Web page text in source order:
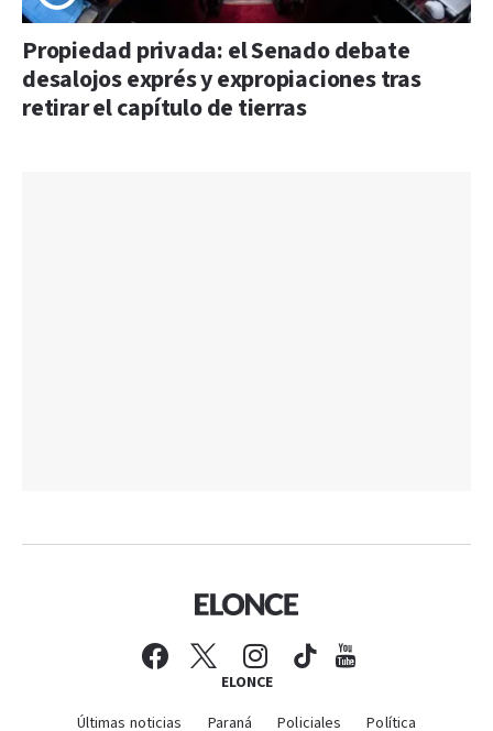
Propiedad privada: el Senado debate
desalojos exprés y expropiaciones tras
retirar el capítulo de tierras
ELONCE
Últimas noticias Paraná Policiales Política